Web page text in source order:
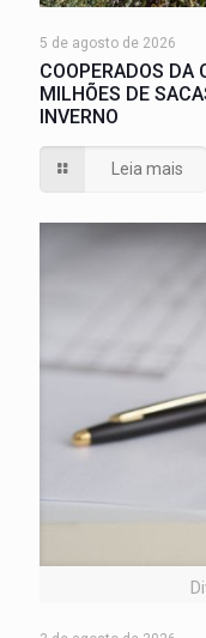
5 de agosto de 2026
COOPERADOS DA
MILHÕES DE
INVERNO
Leia mais